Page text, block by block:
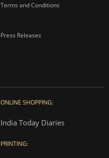
Terms and Conditions
Press Releases
ONLINE SHOPPING:
India Today Diaries
PRINTING: